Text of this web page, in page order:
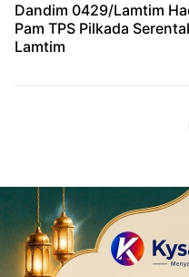
Dandim 0429/Lamtim
Pam TPS Pilkada
Lamtim